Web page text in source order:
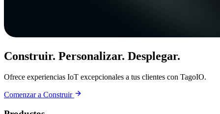
Construir. Personalizar. Desplegar.
Ofrece experiencias IoT excepcionales a tus clientes con TagoIO.
Comenzar a Construir